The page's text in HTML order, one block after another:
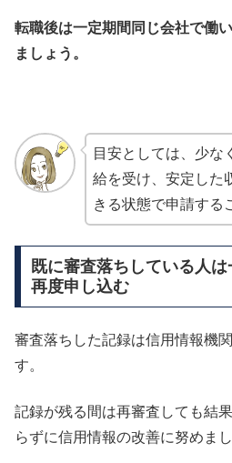
転職後は一定期間同じ会社で働
ましょう。
目安としては、少な
給を受け、安定した
きる状態で申請する
既に審査落ちしている人
再度申し込む
審査落ちした記録は信用情報機
す。
記録が残る間は再審査しても結
らずに信用情報の改善に努めまし